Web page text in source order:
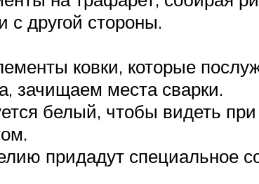
с другой стороны.
ковки, которые
зачищаем места сварки.
белый, чтобы видеть
придадут специальное